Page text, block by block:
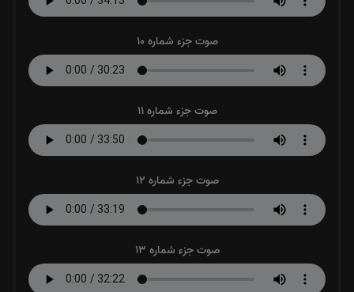
صوت جزء شماره 10
صوت جزء شماره 11
صوت جزء شماره 12
صوت جزء شماره 13